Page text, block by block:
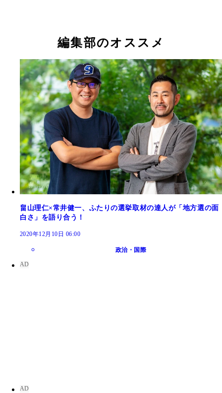
編集部のオススメ
畠山理仁×常井健一、ふたりの選挙取材の達人が「地方選の面
白さ」を語り合う！
2020年12月10日 06:00
政治・国際